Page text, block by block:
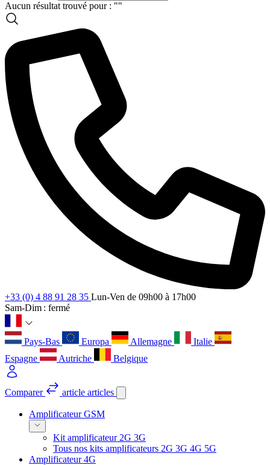
Aucun résultat trouvé pour : ""
+33 (0) 4 88 91 28 35 Lun-Ven de 09h00 à 17h00
Sam-Dim : fermé
Pays-Bas Europa Allemagne
Italie
Espagne
Autriche Belgique
Comparer article articles
Amplificateur GSM
Kit amplificateur 2G 3G
Tous nos kits amplificateurs 2G 3G 4G 5G
Amplificateur 4G